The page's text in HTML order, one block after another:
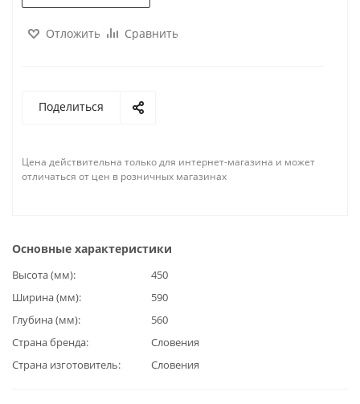
Отложить Сравнить
Поделиться
Цена действительна только для интернет-магазина и может
отличаться от цен в розничных магазинах
Основные характеристики
Высота (мм)
450
Ширина (мм)
590
Глубина (мм)
560
Страна бренда
Словения
Страна изготовитель
Словения